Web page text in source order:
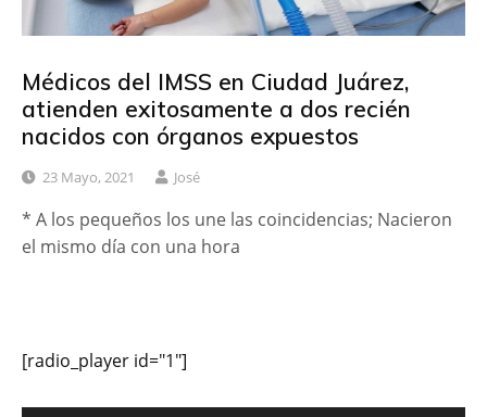
Médicos del IMSS en Ciudad Juárez,
atienden exitosamente a dos recién
nacidos con órganos expuestos
23 Mayo, 2021 José
* A los pequeños los une las coincidencias; Nacieron
el mismo día con una hora
[radio_player id="1"]